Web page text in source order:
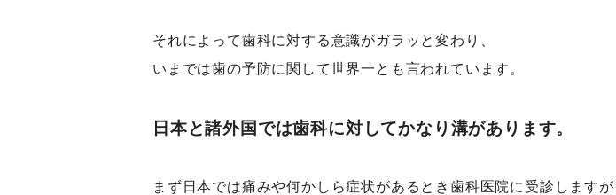
それによって歯科に対する意識がガラッと変わり、
いまでは歯の予防に関して世界一とも言われています。
日本と諸外国では歯科に対してかなり溝があります。
まず日本では痛みや何かしら症状があるとき歯科医院に受診しますが